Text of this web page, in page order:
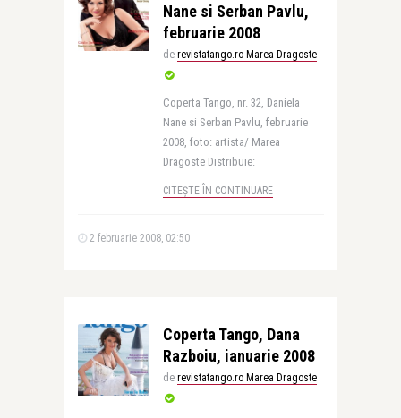
Nane si Serban Pavlu,
februarie 2008
de revistatango.ro Marea Dragoste
Coperta Tango, nr. 32, Daniela
Nane si Serban Pavlu, februarie
2008, foto: artista/ Marea
Dragoste Distribuie:
CITEȘTE ÎN CONTINUARE
2 februarie 2008, 02:50
Coperta Tango, Dana
Razboiu, ianuarie 2008
de revistatango.ro Marea Dragoste